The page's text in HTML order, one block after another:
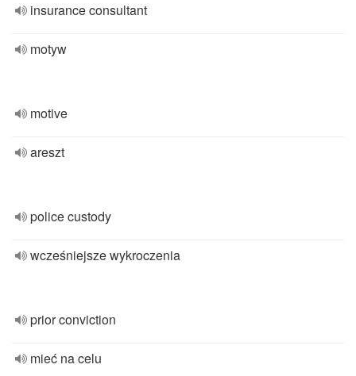
insurance consultant
motyw
motive
areszt
police custody
wcześniejsze wykroczenia
prior conviction
mieć na celu